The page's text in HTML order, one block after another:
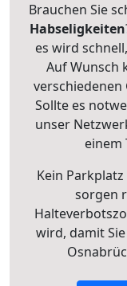
Brauchen Sie
Habseligkeiten
es wird
Auf Wunsch
Sollte es
unser
einem
Kein
sorgen
wird, damit